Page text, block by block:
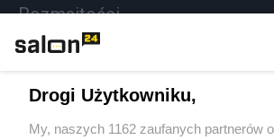
Rozmaitości
Sport
Drogi Użytkowniku,
My, naszych 1162 zaufanych partnerów